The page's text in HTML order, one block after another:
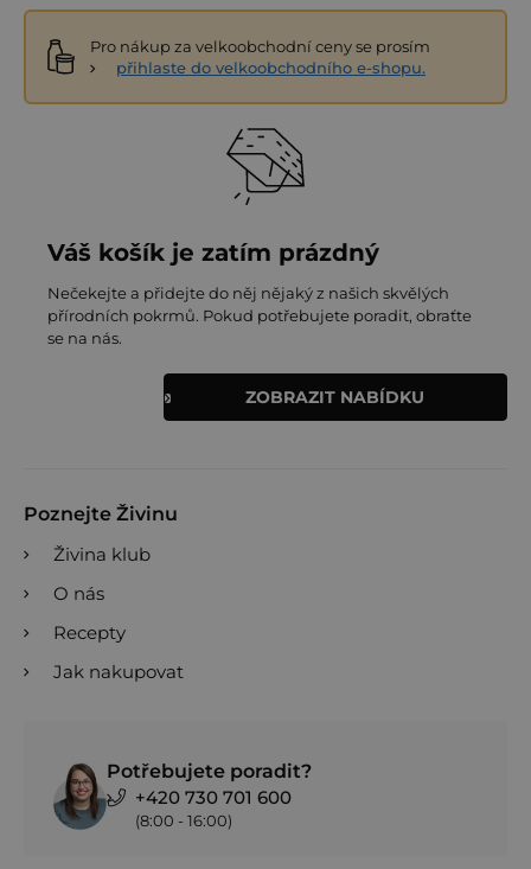
Pro nákup za velkoobchodní ceny se prosím
přihlaste do velkoobchodního e-shopu.
Váš košík je zatím prázdný
Nečekejte a přidejte do něj nějaký z našich skvělých
přírodních pokrmů. Pokud potřebujete poradit, obraťte
se na nás.
ZOBRAZIT NABÍDKU
Poznejte Živinu
Živina klub
O nás
Recepty
Jak nakupovat
Potřebujete poradit?
+420 730 701 600
(8:00 - 16:00)